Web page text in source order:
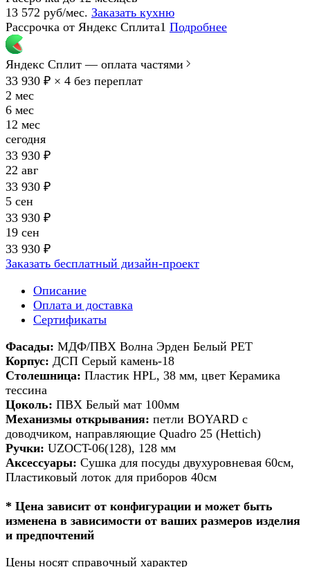
13 572 руб/мес. Заказать кухню
Рассрочка от Яндекс Сплита1 Подробнее
Яндекс Сплит — оплата частями
33 930 ₽ × 4 без переплат
2 мес
6 мес
12 мес
сегодня
33 930 ₽
22 авг
33 930 ₽
5 сен
33 930 ₽
19 сен
33 930 ₽
Заказать бесплатный дизайн-проект
Описание
Оплата и доставка
Сертификаты
Фасады: МДФ/ПВХ Волна Эрден Белый РЕТ
Корпус: ДСП Серый камень-18
Столешница: Пластик HPL, 38 мм, цвет Керамика
тессина
Цоколь: ПВХ Белый мат 100мм
Механизмы открывания: петли BOYARD с
доводчиком, направляющие Quadro 25 (Hettich)
Ручки: UZOCT-06(128), 128 мм
Аксессуары: Сушка для посуды двухуровневая 60см,
Пластиковый лоток для приборов 40см
* Цена зависит от конфигурации и может быть
изменена в зависимости от ваших размеров изделия
и предпочтений
Цены носят справочный характер